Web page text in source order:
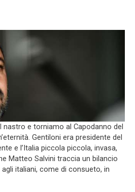
nastro e torniamo al Capodanno del
Gentiloni era presidente del
e l’Italia piccola piccola, invasa,
Matteo Salvini traccia un bilancio
italiani, come di consueto, in